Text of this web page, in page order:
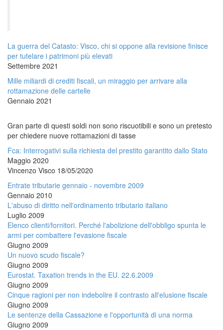
La guerra del Catasto: Visco, chi si oppone alla revisione finisce
per tutelare i patrimoni più elevati
Settembre 2021
Mille miliardi di crediti fiscali, un miraggio per arrivare alla
rottamazione delle cartelle
Gennaio 2021
Gran parte di questi soldi non sono riscuotibili e sono un pretesto
per chiedere nuove rottamazioni di tasse
Fca: Interrogativi sulla richiesta del prestito garantito dallo Stato
Maggio 2020
Vincenzo Visco 18/05/2020
Entrate tributarie gennaio - novembre 2009
Gennaio 2010
L'abuso di diritto nell'ordinamento tributario italiano
Luglio 2009
Elenco clienti/fornitori. Perché l'abolizione dell'obbligo spunta le
armi per combattere l'evasione fiscale
Giugno 2009
Un nuovo scudo fiscale?
Giugno 2009
Eurostat. Taxation trends in the EU. 22.6.2009
Giugno 2009
Cinque ragioni per non indebolire il contrasto all'elusione fiscale
Giugno 2009
Le sentenze della Cassazione e l'opportunità di una norma
Giugno 2009